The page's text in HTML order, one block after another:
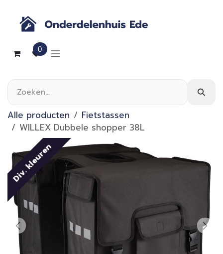
0
Alle producten
Fietstassen
WILLEX Dubbele shopper 38L
Div. kleuren